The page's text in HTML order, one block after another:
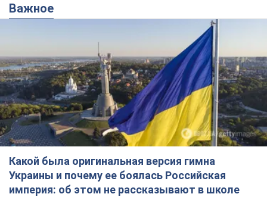
Важное
Какой была оригинальная версия гимна
Украины и почему ее боялась Российская
империя: об этом не рассказывают в школе